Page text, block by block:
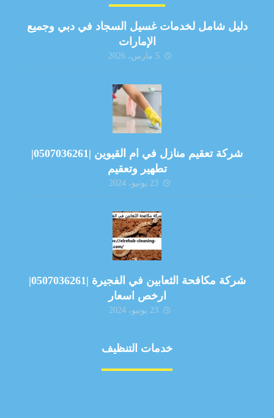
دليل شامل لخدمات غسيل السجاد في دبي وجميع
الإمارات
5 مارس، 2026
شركة تعقيم منازل في ام القيوين |0507036261|
تطهير وتعقيم
23 يونيو، 2024
شركة مكافحة الثعابين في الفجيرة |0507036261|
ارخص اسعار
23 يونيو، 2024
خدمات التنظيف